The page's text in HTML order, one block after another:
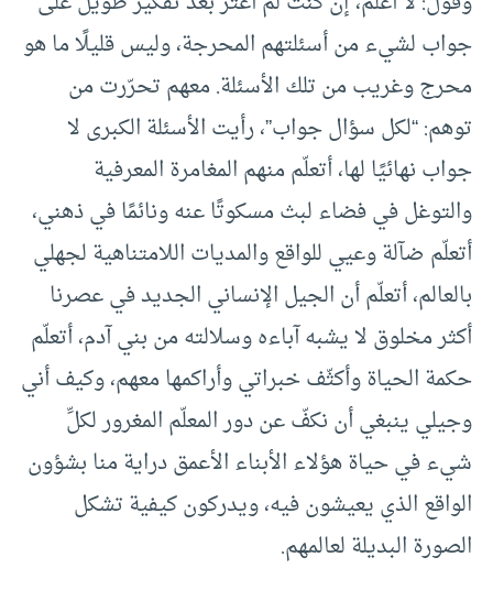
جواب لشيء من أسئلتهم المحرجة، وليس قليلًا ما هو
محرج وغريب من تلك الأسئلة. معهم تحرّرت من
توهم: “لكل سؤال جواب”، رأيت الأسئلة الكبرى لا
جواب نهائيًا لها، أتعلّم منهم المغامرة المعرفية
والتوغل في فضاء لبث مسكوتًا عنه ونائمًا في ذهني،
أتعلّم ضآلة وعيي للواقع والمديات اللامتناهية لجهلي
بالعالم، أتعلّم أن الجيل الإنساني الجديد في عصرنا
أكثر مخلوق لا يشبه آباءه وسلالته من بني آدم، أتعلّم
حكمة الحياة وأكثّف خبراتي وأراكمها معهم، وكيف أني
وجيلي ينبغي أن نكفّ عن دور المعلّم المغرور لكلِّ
شيء في حياة هؤلاء الأبناء الأعمق دراية منا بشؤون
الواقع الذي يعيشون فيه، ويدركون كيفية تشكل
الصورة البديلة لعالمهم.